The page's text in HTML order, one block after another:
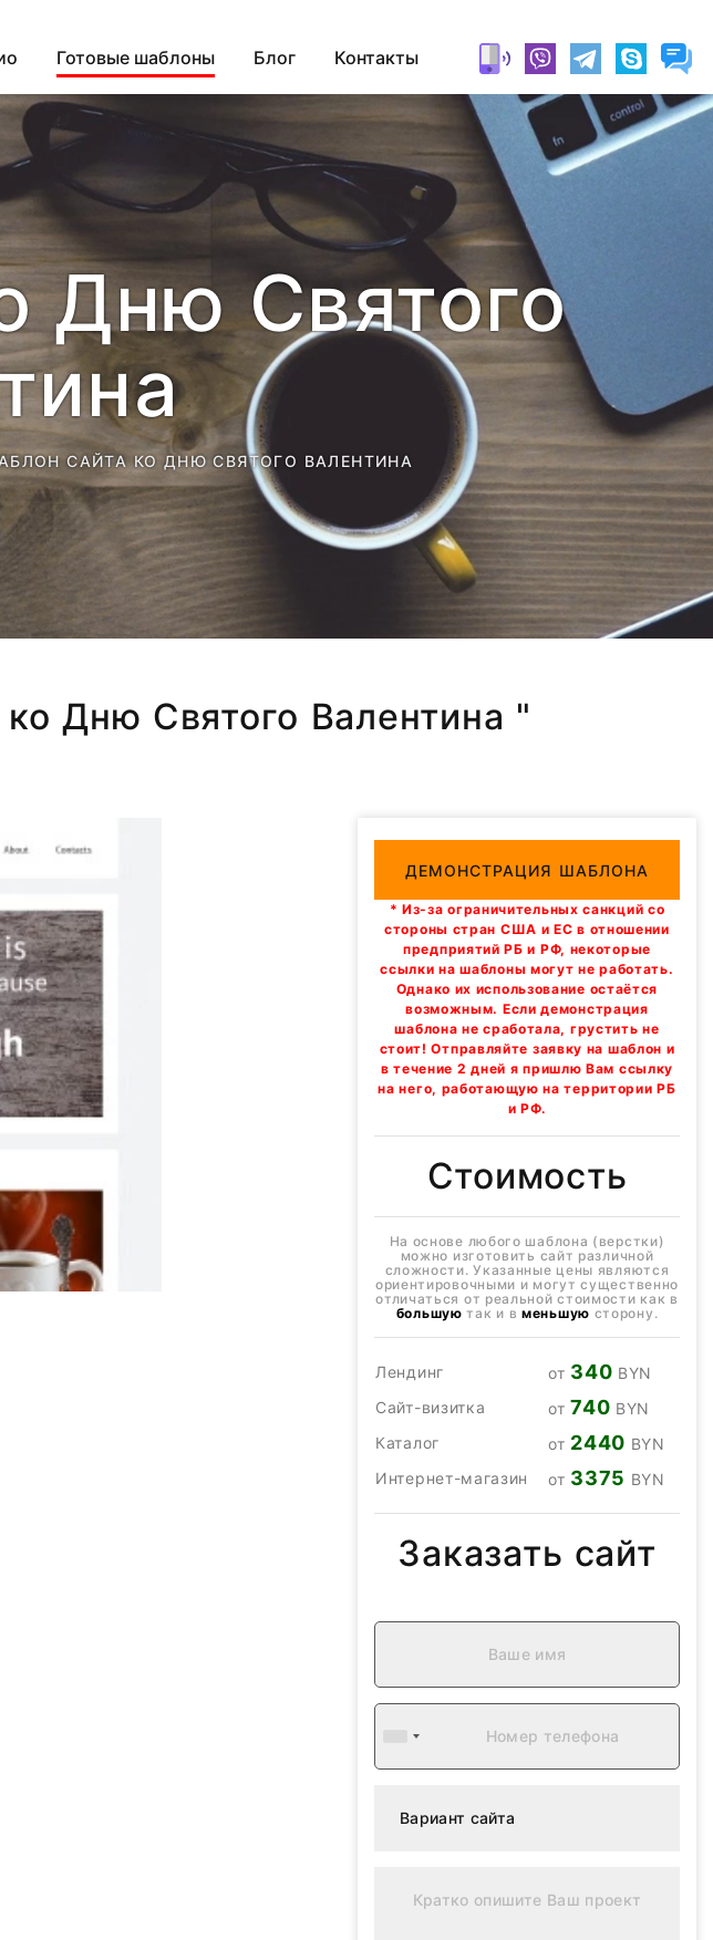
Готовые шаблоны Блог Контакты
Дню Святого
САЙТА КО ДНЮ СВЯТОГО ВАЛЕНТИНА
Дню Святого Валентина "
ДЕМОНСТРАЦИЯ ШАБЛОНА
* Из-за ограничительных санкций со
стороны стран США и ЕС в отношении
предприятий РБ и РФ, некоторые
ссылки на шаблоны могут не работать.
Однако их использование остаётся
возможным. Если демонстрация
шаблона не сработала, грустить не
стоит! Отправляйте заявку на шаблон и
в течение 2 дней я пришлю Вам ссылку
на него, работающую на территории РБ
и РФ.
Стоимость
На основе любого шаблона (верстки)
можно изготовить сайт различной
сложности. Указанные цены являются
ориентировочными и могут существенно
отличаться от реальной стоимости как в
большую так и в меньшую сторону.
Лендинг от 340 BYN
Сайт-визитка
от740 BYN
Каталог
от 2440 BYN
Интернет-магазин
от 3375 BYN
Заказать сайт